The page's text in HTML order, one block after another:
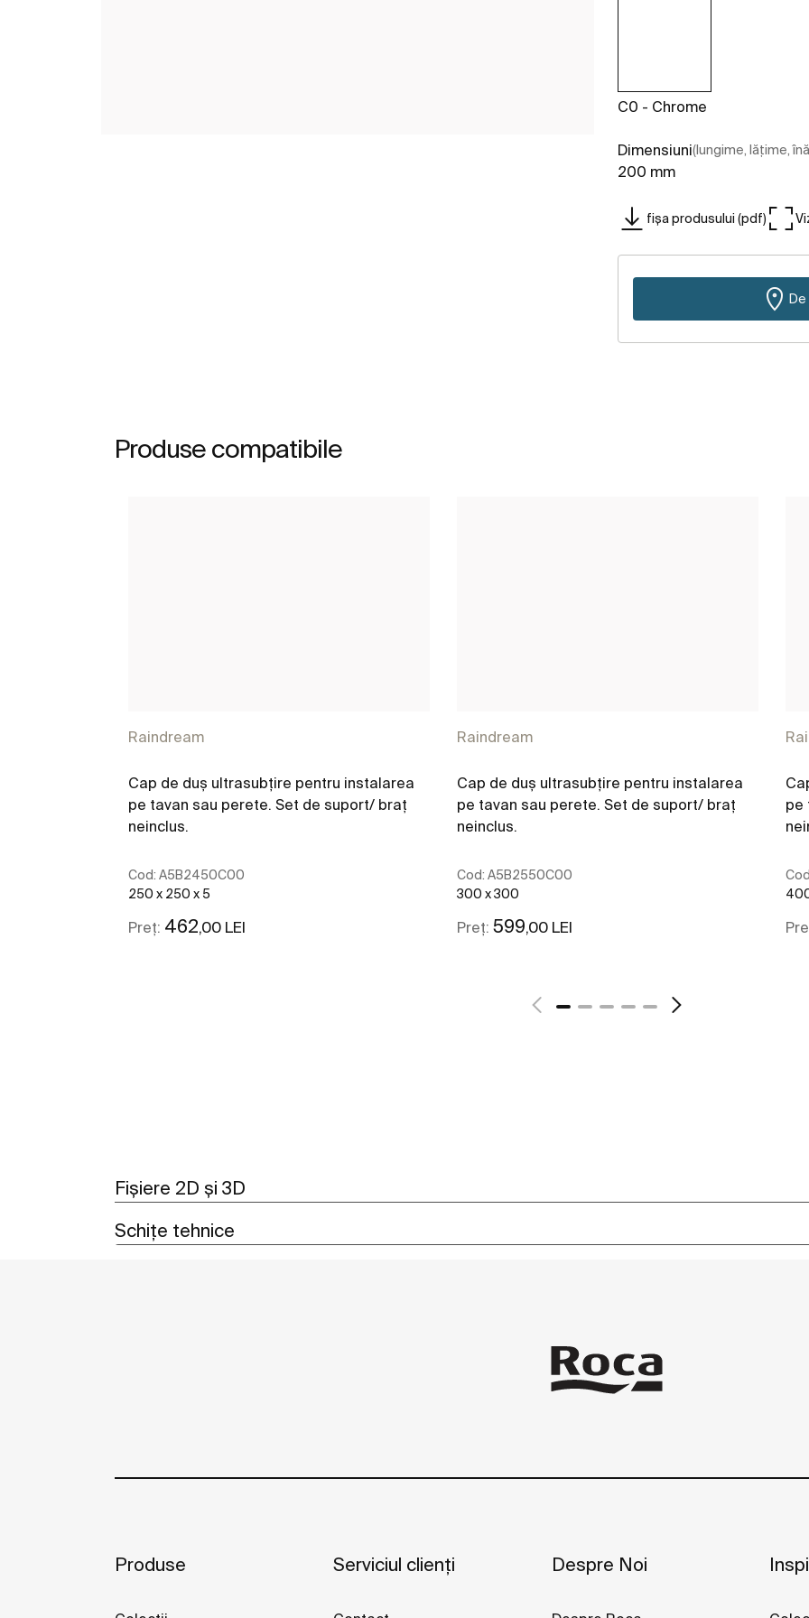
C0 - Chrome
Dimensiuni(lungime, lățime,
200 mm
fișa produsului (pdf)
Produse compatibile
Raindream
Cap de duş ultrasubțire pentru instalarea
pe tavan sau perete. Set de suport/ braţ
neinclus.
Cod: A5B2450C00
250 x 250 x 5
Preț: 462 ,00 LEI
Raindream
Cap de duş ultrasubțire pentru instalarea
pe tavan sau perete. Set de suport/ braţ
neinclus.
Cod: A5B2550C00
300 x 300
Preț: 599 ,00 LEI
pe
Fișiere 2D și 3D
Schițe tehnice
Produse Serviciul clienți Despre Noi